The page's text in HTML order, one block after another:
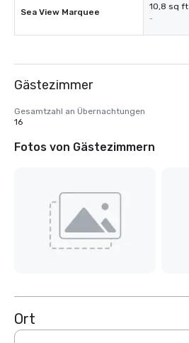
Sea View Marquee
10,8 sq ft
-
Gästezimmer
Gesamtzahl an Übernachtungen
16
Fotos von Gästezimmern
Ort